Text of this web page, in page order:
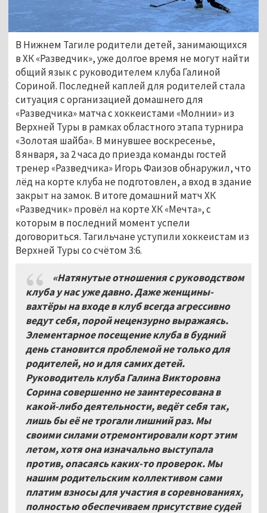
В Нижнем Тагиле родители детей, занимающихся
в ХК «Разведчик», уже долгое время не могут найти
общий язык с руководителем клуба Галиной
Сориной. Последней каплей для родителей стала
ситуация с организацией домашнего для
«Разведчика» матча с хоккеистами «Молнии» из
Верхней Туры в рамках областного этапа турнира
«Золотая шайба». В минувшее воскресенье,
8 января, за 2 часа до приезда команды гостей
тренер «Разведчика» Игорь Фаизов обнаружил, что
лёд на корте клуба не подготовлен, а вход в здание
закрыт на замок. В итоге домашний матч ХК
«Разведчик» провёл на корте ХК «Мечта», с
которым в последний момент успели
договориться. Тагильчане уступили хоккеистам из
Верхней Туры со счётом 3:6.
«Натянутые отношения с руководством
клуба у нас уже давно. Даже женщины-
вахтёры на входе в клуб всегда агрессивно
ведут себя, порой нецензурно выражаясь.
Элементарное посещение клуба в будний
день становится проблемой не только для
родителей, но и для самих детей.
Руководитель клуба Галина Викторовна
Сорина совершенно не заинтересована в
какой-либо деятельности, ведёт себя так,
лишь бы её не трогали лишний раз. Мы
своими силами отремонтировали корт этим
летом, хотя она изначально выступала
против, опасаясь каких-то проверок. Мы
нашим родительским коллективом сами
платим взносы для участия в соревнованиях,
полностью обеспечиваем присутствие судей